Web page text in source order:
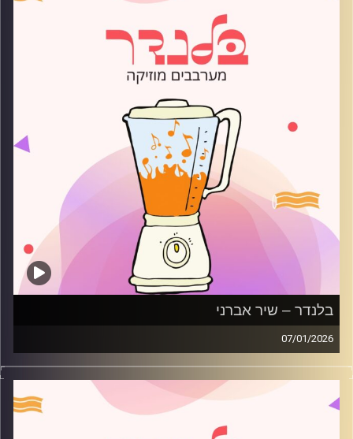
בלנדר – שיר אברני
07/01/2026
מוזיקה רגועה לפתוח איתה את הבוקר בהגשת שיר אברני
קרדיט תמונות:
AudioVersity